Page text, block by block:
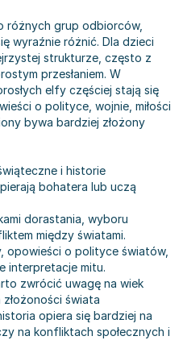
- książki, podręczniki -
humanistycznych
3-5 lat
3-5 lat
3-5 lat
3-5 lat
dla dzieci 3-5 lat
dzieci 3-5 lat
lat
6-8 lat
6-8 lat
dla dzieci 6-8 lat
6-8 lat - książki
dzieci 6-8 lat
- poradniki
różnych grup odbiorców,
wyraźnie różnić. Dla dzieci
strukturze, często z
przesłaniem. W
elfy częściej stają się
o polityce, wojnie, miłości
bywa bardziej złożony
i historie
bohatera lub uczą
dorastania, wyboru
między światami.
opowieści o polityce światów,
interpretacje mitu.
zwrócić uwagę na wiek
świata
opiera się bardziej na
na konfliktach społecznych i